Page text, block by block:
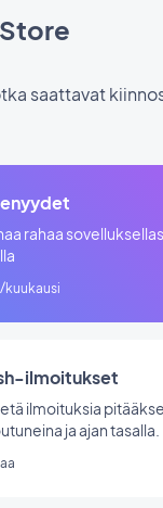
saattavat
rahaa
kuukausi
ilmoitukset
ilmoituksia
ja ajan tasalla.